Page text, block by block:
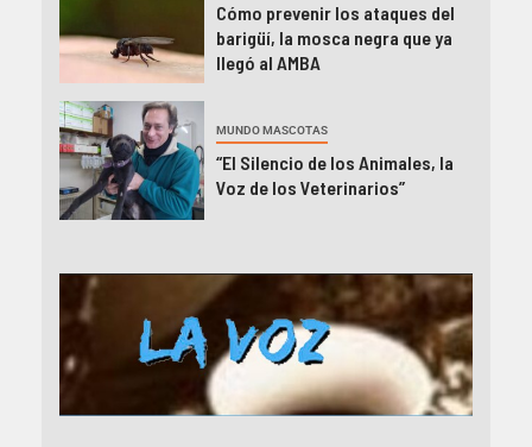
Cómo prevenir los ataques del
barigüí, la mosca negra que ya
llegó al AMBA
MUNDO MASCOTAS
“El Silencio de los Animales, la
Voz de los Veterinarios”